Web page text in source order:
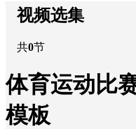
视频选集
共0节
体育运动比
模板